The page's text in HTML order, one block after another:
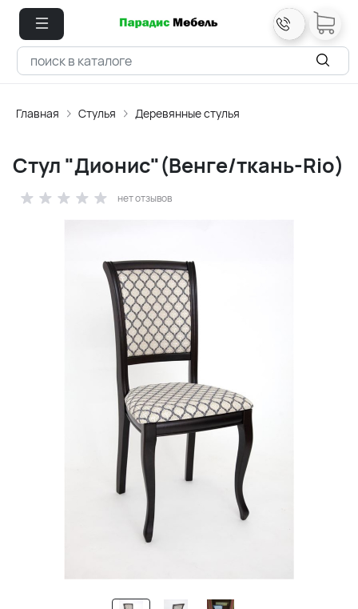
Главная Стулья Деревянные стулья
Стул "Дионис"(Венге/ткань-Rio)
нет отзывов